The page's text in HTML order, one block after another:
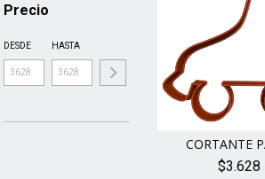
Precio
DESDE HASTA
CORTANTE
$3.628